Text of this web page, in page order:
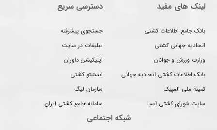
لینک های مفید
بانک جامع اطلاعات کشتی
اتحادیه جهانی کشتی
وزارت ورزش و جوانان
بانک اطلاعات کشتی اتحادیه جهانی
کمیته ملی المپیک
سایت شورای کشتی آسیا
دسترسی سریع
جستجوی پیشرفته
تبلیغات در سایت
اپلیکیشن داوران
انستیتو کشتی
سازمان لیگ
سامانه جامع کشتی ایران
شبکه اجتماعی